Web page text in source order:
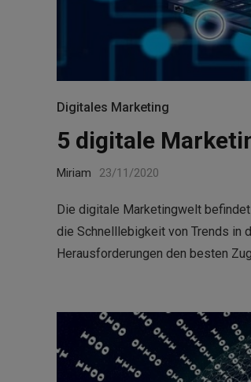
Digitales Marketing
5 digitale
Miriam 23/11/2020
Die digitale Marketingwelt
die Schnelllebigkeit von Trends in
Herausforderungen den besten